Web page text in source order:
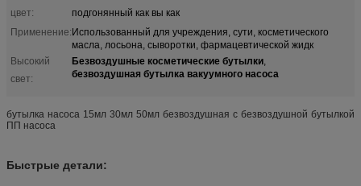
цвет:
подгонянный как вы как
Применение:Использованный для учреждения, сути, косметического
масла, лосьона, сыворотки, фармацевтической жидк
Высокий
свет:
Безвоздушные косметические бутылки,
безвоздушная бутылка вакуумного насоса
бутылка насоса 15мл 30мл 50мл безвоздушная с безвоздушной бутылкой
ПП насоса
Быстрые детали: